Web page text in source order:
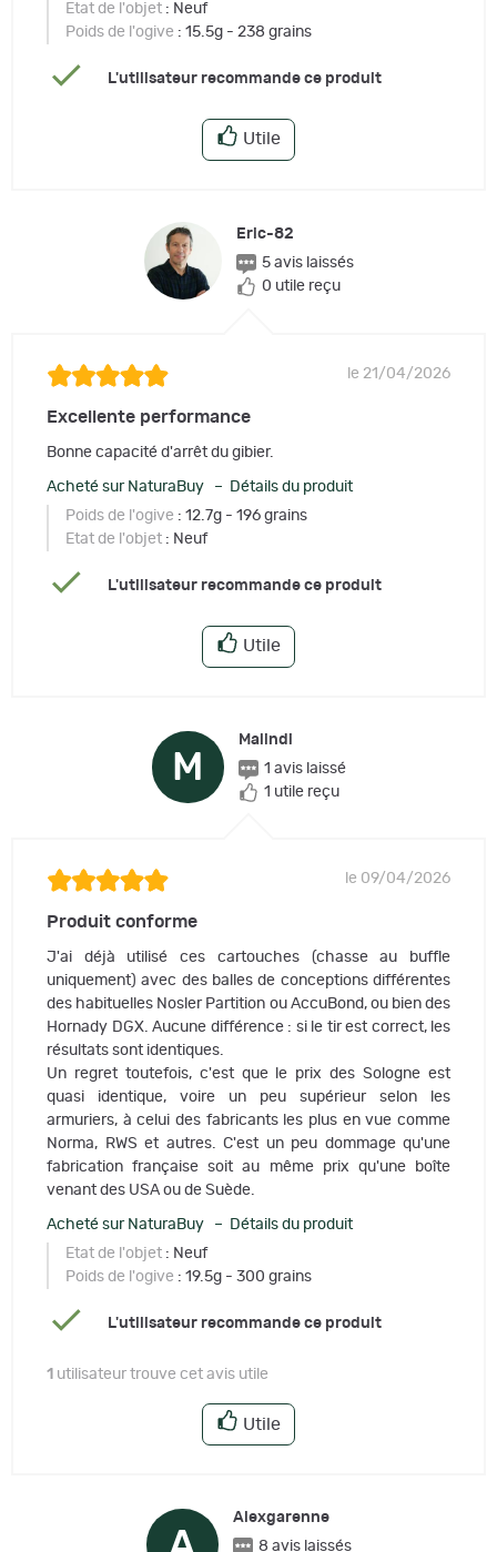
Etat de l'objet : Neuf
Poids de l'ogive : 15.5g - 238 grains
L'utilisateur recommande ce produit
Utile
Eric-82
5 avis laissés
0 utile reçu
le 21/04/2026
Excellente performance
Bonne capacité d'arrêt du gibier.
Acheté sur NaturaBuy – Détails du produit
Poids de l'ogive : 12.7g - 196 grains
Etat de l'objet : Neuf
L'utilisateur recommande ce produit
Utile
M
Malindi
1 avis laissé
1 utile reçu
le 09/04/2026
Produit conforme
J'ai déjà utilisé ces cartouches (chasse au buffle
uniquement) avec des balles de conceptions différentes
des habituelles Nosler Partition ou AccuBond, ou bien des
Hornady DGX. Aucune différence : si le tir est correct, les
résultats sont identiques.
Un regret toutefois, c'est que le prix des Sologne est
quasi identique, voire un peu supérieur selon les
armuriers, à celui des fabricants les plus en vue comme
Norma, RWS et autres. C'est un peu dommage qu'une
fabrication française soit au même prix qu'une boîte
venant des USA ou de Suède.
Acheté sur NaturaBuy – Détails du produit
Etat de l'objet : Neuf
Poids de l'ogive : 19.5g - 300 grains
L'utilisateur recommande ce produit
1 utilisateur trouve cet avis utile
Utile
Alexgarenne
8 avis laissés